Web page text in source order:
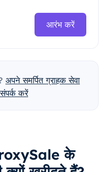
आरंभ करें
अपने समर्पित ग्राहक सेवा
करें
के